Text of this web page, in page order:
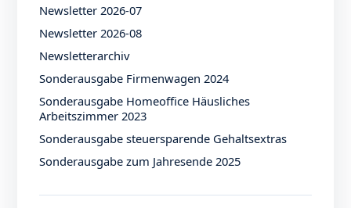
Newsletter 2026-07
Newsletter 2026-08
Newsletterarchiv
Sonderausgabe Firmenwagen 2024
Sonderausgabe Homeoffice Häusliches
Arbeitszimmer 2023
Sonderausgabe steuersparende Gehaltsextras
Sonderausgabe zum Jahresende 2025